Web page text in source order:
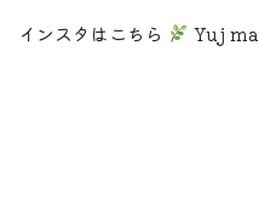
インスタはこちら Yuj ma